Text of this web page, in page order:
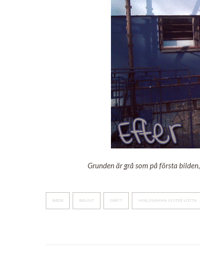
Grunden är grå som på första
BROR BRUNT GRÅTT HJÄLPSAMMA SYSTER LOTTA